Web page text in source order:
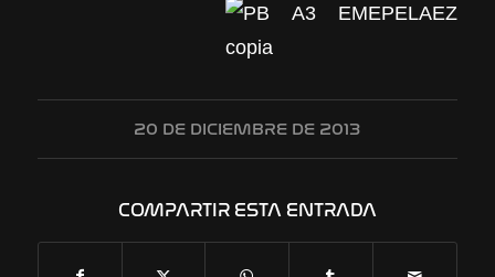
20 DE DICIEMBRE DE 2013
COMPARTIR ESTA ENTRADA